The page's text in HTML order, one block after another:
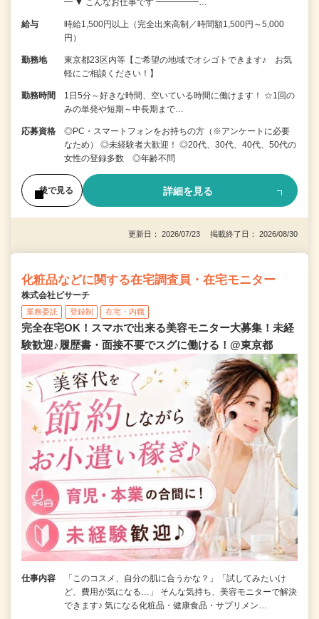
給与
時給1,500円以上（完全出来高制／時間額1,500円～5,000
円）
勤務地
東京都23区内等【ご希望の地域でオシゴトできます♪ お気
軽にご相談ください！】
勤務時間
1日5分～好きな時間、空いている時間に働けます！ ☆1回の
みの単発や短期～中長期まで…
応募資格
◎PC・スマートフォンをお持ちの方（※アンケートに必要
なため） ◎未経験者大歓迎！ ◎20代、30代、40代、50代の
女性の登録多数 ◎年齢不問
後で見る 詳細を見る
更新日： 2026/07/23 掲載終了日： 2026/08/30
化粧品などに関する在宅調査員・在宅モニター
株式会社ビサーチ
業務委託 登録制 在宅・内職
完全在宅OK！スマホで出来る美容モニター大募集！未経
験歓迎♪履歴書・面接不要でスグに働ける！@東京都
仕事内容
「このコスメ、自分の肌に合うかな？」「試してみたいけ
ど、費用が気になる…」 そんな気持ち、美容モニターで解決
できます♪ 気になる化粧品・健康食品・サプリメン…